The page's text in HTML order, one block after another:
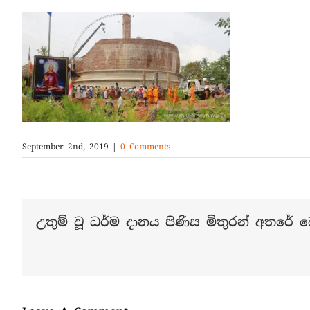
September 2nd, 2019 | 0 Comments
උතුම් වූ ධර්ම දානය පිණිස මිතුරන් අතරේ